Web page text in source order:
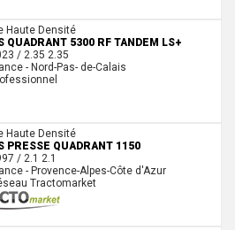
LS+
Haute Densité
QUADRANT 5300 RF TANDEM LS+
/ 2.35 2.35
- Nord-Pas- de-Calais
Haute Densité
PRESSE QUADRANT 1150
/ 2.1 2.1
- Provence-Alpes-Côte d'Azur
Tractomarket